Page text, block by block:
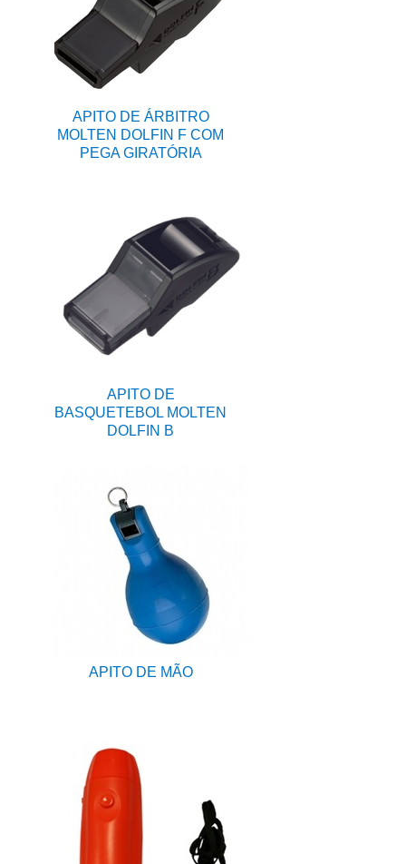
APITO DE ÁRBITRO
MOLTEN DOLFIN F COM
PEGA GIRATÓRIA
APITO DE
BASQUETEBOL MOLTEN
DOLFIN B
APITO DE MÃO